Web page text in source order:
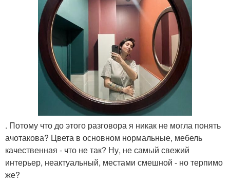
. Потому что до этого разговора я никак не могла понять
ачотакова? Цвета в основном нормальные, мебель
качественная - что не так? Ну, не самый свежий
интерьер, неактуальный, местами смешной - но терпимо
же?